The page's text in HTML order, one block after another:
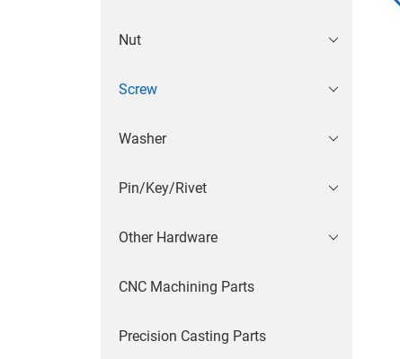
Nut
Screw
Washer
Pin/Key/Rivet
Other Hardware
CNC Machining Parts
Precision Casting Parts